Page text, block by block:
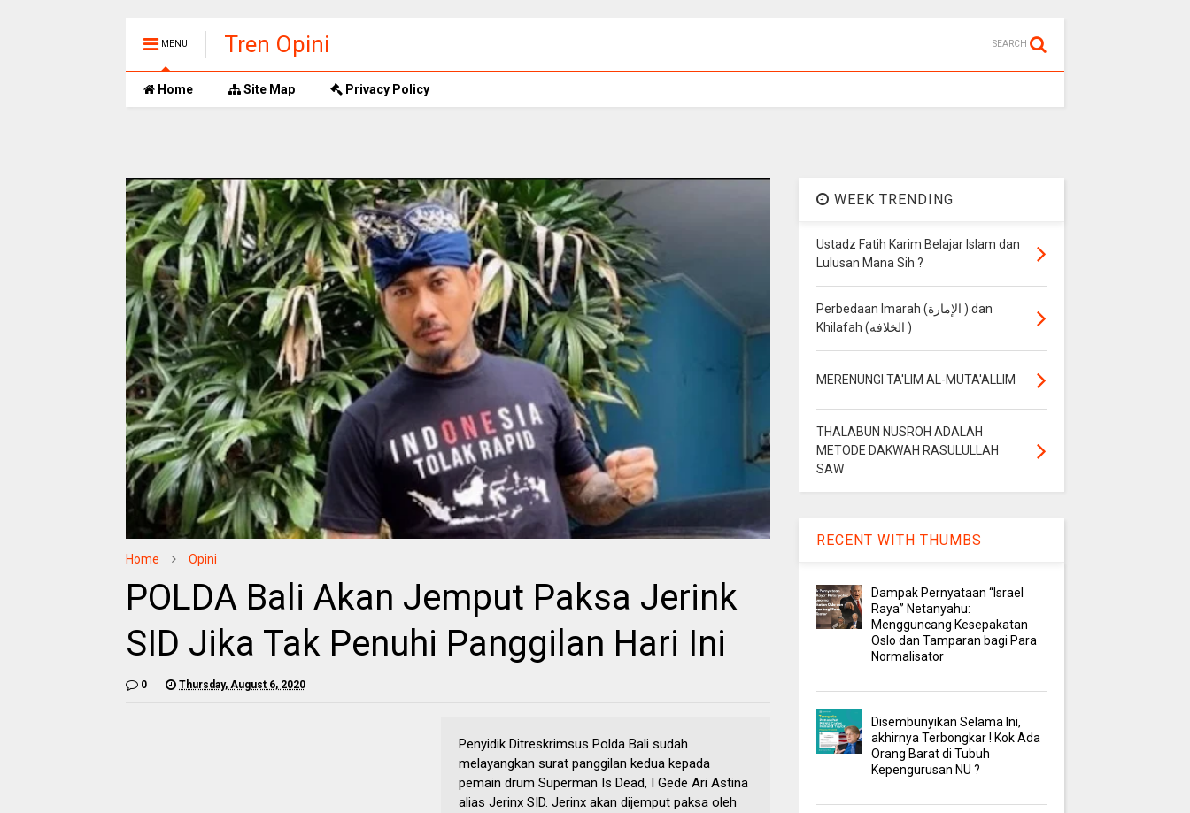
MENU Tren Opini SEARCH
Home Site Map Privacy Policy
Home Opini
POLDA Bali Akan Jemput Paksa Jerink
SID Jika Tak Penuhi Panggilan Hari Ini
0 Thursday, August 6, 2020
Penyidik Ditreskrimsus Polda Bali sudah
melayangkan surat panggilan kedua kepada
pemain drum Superman Is Dead, I Gede Ari Astina
alias Jerinx SID. Jerinx akan dijemput paksa oleh
WEEK TRENDING
Ustadz Fatih Karim Belajar Islam dan
Lulusan Mana Sih ?
Perbedaan Imarah (الإمارة ) dan
Khilafah (الخلافة )
MERENUNGI TA'LIM AL-MUTA'ALLIM
THALABUN NUSROH ADALAH
METODE DAKWAH RASULULLAH
SAW
RECENT WITH THUMBS
Dampak Pernyataan “Israel
Raya” Netanyahu:
Mengguncang Kesepakatan
Oslo dan Tamparan bagi Para
Normalisator
Disembunyikan Selama Ini,
akhirnya Terbongkar ! Kok Ada
Orang Barat di Tubuh
Kepengurusan NU ?